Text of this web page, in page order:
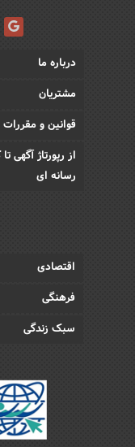
درباره ما
مشتریان
قوانین و مقررات
از رپورتاژ آگهی
رسانه ای
اقتصادی
فرهنگی
سبک زندگی